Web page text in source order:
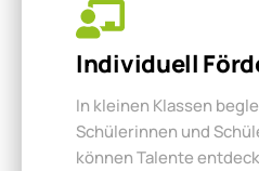
Individuell
In kleinen Klassen
Schülerinnen und
können Talente